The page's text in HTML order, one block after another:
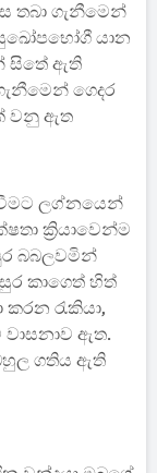
තබා ගැනීමෙන්
යාන
සිතේ ඇති
ගෙදර
වනු ඇත
ලග්නයෙන්
ක්‍රියාවෙන්ම
බබලවමින්
කාගෙත් හිත්
රැකියා,
ඇත.
ගතිය ඇති